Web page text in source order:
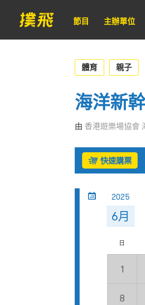
節目 主辦單位
體育 親子
海洋新
由 香港遊樂場協會
快速購票
2025
6月
日
1
8